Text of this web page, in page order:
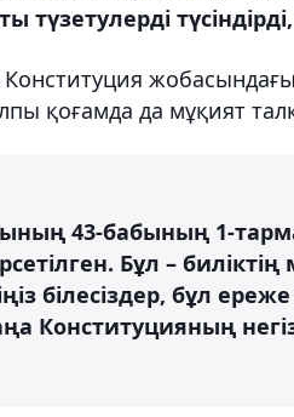
түзетулерді
қоғамда да мұқият
43-бабының 1-
Бұл –
білесіздер, бұл
Конституцияның